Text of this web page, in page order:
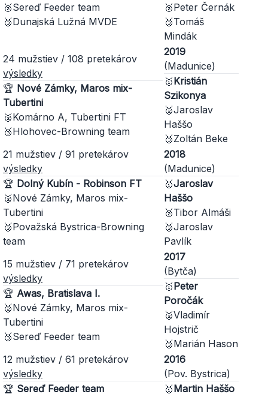
🥈Sereď Feeder team
🥉Dunajská Lužná MVDE
🥈Peter Černák
🥉Tomáš
Mindák
24 mužstiev / 108 pretekárov
výsledky
🏆 Nové Zámky, Maros mix-
Tubertini
🥈Komárno A, Tubertini FT
🥉Hlohovec-Browning team
2019
(Madunice)
🥇Kristián
Szikonya
🥈Jaroslav
Haššo
🥉Zoltán Beke
21 mužstiev / 91 pretekárov
výsledky
🏆 Dolný Kubín - Robinson FT
🥈Nové Zámky, Maros mix-
Tubertini
🥉Považská Bystrica-Browning
team
2018
(Madunice)
🥇Jaroslav
Haššo
🥈Tibor Almáši
🥉Jaroslav
Pavlík
15 mužstiev / 71 pretekárov
výsledky
🏆 Awas, Bratislava I.
🥈Nové Zámky, Maros mix-
Tubertini
🥉Sereď Feeder team
2017
(Bytča)
🥇Peter
Poročák
🥈Vladimír
Hojstrič
🥉Marián Hason
12 mužstiev / 61 pretekárov
výsledky
🏆 Sereď Feeder team
2016
(Pov. Bystrica)
🥇Martin Haššo